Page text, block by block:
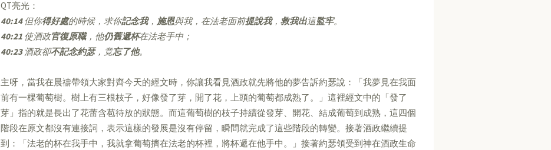
QT亮光：
40:14但你得好處的時候，求你記念我， 施恩與我，在法老面前提說我， 救我出這監牢。
40:21 使酒政官復原職，他仍舊遞杯在法老手中；
40:23酒政卻不記念約瑟，竟忘了他。
主呀，當我在晨禱帶領大家對齊今天的經文時，你讓我看見酒政就先將他的夢告訴約瑟說：「我夢見在我面
前有一棵葡萄樹。樹上有三根枝子，好像發了芽，開了花，上頭的葡萄都成熟了。」這裡經文中的「發了
芽」指的就是長出了花蕾含苞待放的狀態。而這葡萄樹的枝子持續從發芽、開花、結成葡萄到成熟，這四個
階段在原文都沒有連接詞，表示這樣的發展是沒有停留，瞬間就完成了這些階段的轉變。接著酒政繼續提
到：「法老的杯在我手中，我就拿葡萄擠在法老的杯裡，將杯遞在他手中。」接著約瑟領受到神在酒政生命